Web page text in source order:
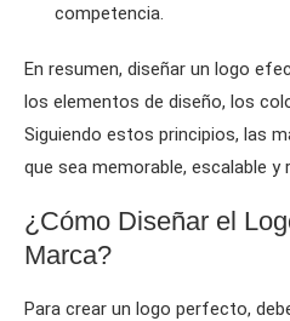
competencia.
En resumen, diseñar un logo
los elementos de diseño, los
Siguiendo estos principios, las
que sea memorable, escalable y
¿Cómo Diseñar el
Marca?
Para crear un logo perfecto,